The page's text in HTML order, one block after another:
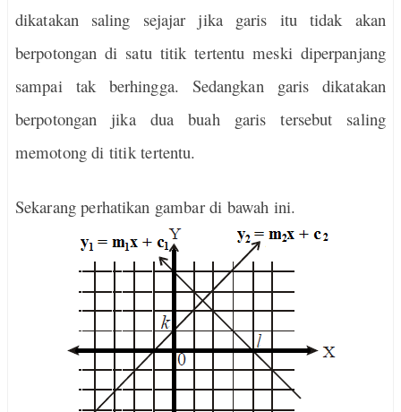
dikatakan saling sejajar jika garis itu tidak akan
berpotongan di satu titik tertentu meski diperpanjang
sampai tak berhingga. Sedangkan garis dikatakan
berpotongan jika dua buah garis tersebut saling
memotong di titik tertentu.
Sekarang perhatikan gambar di bawah ini.